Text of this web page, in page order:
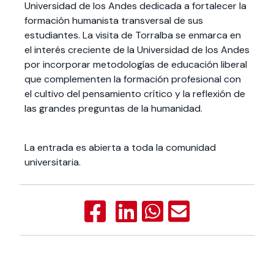
Universidad de los Andes dedicada a fortalecer la
formación humanista transversal de sus
estudiantes. La visita de Torralba se enmarca en
el interés creciente de la Universidad de los Andes
por incorporar metodologías de educación liberal
que complementen la formación profesional con
el cultivo del pensamiento crítico y la reflexión de
las grandes preguntas de la humanidad.
La entrada es abierta a toda la comunidad
universitaria.